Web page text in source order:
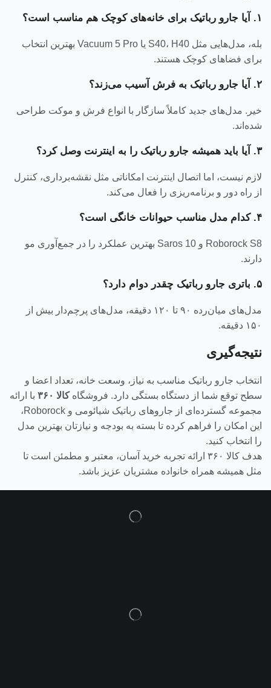
۱. آیا جارو رباتیک برای خانه‌های کوچک هم مناسب است؟
بله، مدل‌هایی مثل S40، H40 یا Vacuum 5 Pro بهترین انتخاب
برای فضاهای کوچک هستند.
۲. آیا جارو رباتیک به فرش آسیب می‌زند؟
خیر. مدل‌های جدید کاملاً سازگار با انواع فرش و موکت طراحی
شده‌اند.
۳. آیا باید همیشه جارو رباتیک را به اینترنت وصل کرد؟
لازم نیست، اما اتصال اینترنت امکاناتی مثل نقشه‌برداری، کنترل
از راه دور و برنامه‌ریزی را فعال می‌کند.
۴. کدام مدل مناسب حیوانات خانگی است؟
Roborock S8 و Saros 10 بهترین عملکرد را در جمع‌آوری مو
دارند.
۵. باتری جارو رباتیک چقدر دوام دارد؟
مدل‌های میان‌رده ۹۰ تا ۱۲۰ دقیقه، مدل‌های پرچم‌دار بیش از
۱۵۰ دقیقه.
نتیجه‌گیری
انتخاب جارو رباتیک مناسب به نیاز، وسعت خانه، تعداد اعضا و
سطح توقع شما از دستگاه بستگی دارد. فروشگاهکالا ۳۶۰
با ارائه
مجموعه گسترده‌ای از جاروهای رباتیک شیائومی و Roborock،
این امکان را فراهم کرده تا بسته به بودجه و نیازتان بهترین مدل
را انتخاب کنید.
هدف کالا ۳۶۰ ارائه تجربه خرید آسان، معتبر و مطمئن است تا
مثل همیشه همراه خانواده مشتریان عزیز باشد.